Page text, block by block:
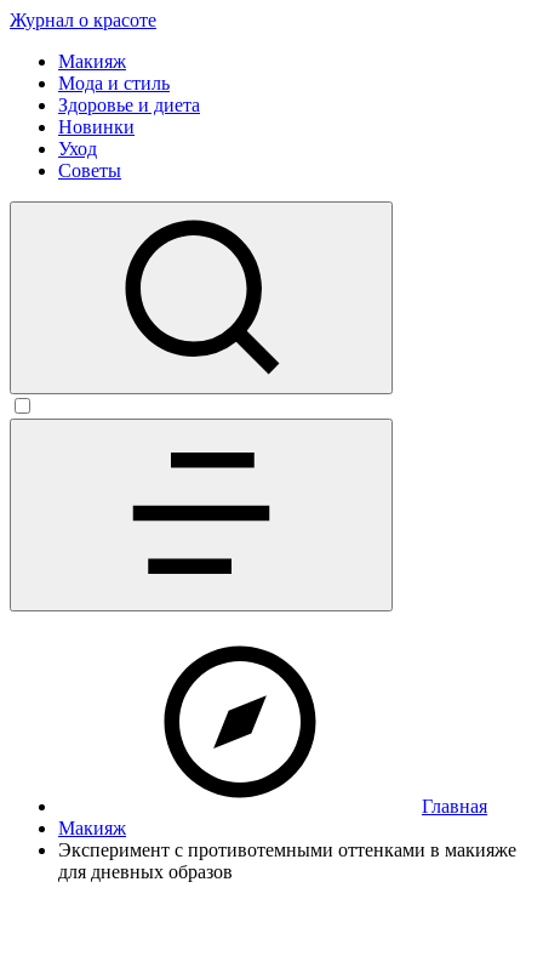
Журнал о красоте
Макияж
Мода и стиль
Здоровье и диета
Новинки
Уход
Советы
Главная
Макияж
Эксперимент с противотемными оттенками в макияже
для дневных образов